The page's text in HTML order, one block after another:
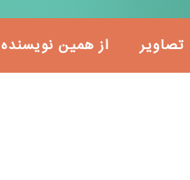
تصاویر از همین نویسنده